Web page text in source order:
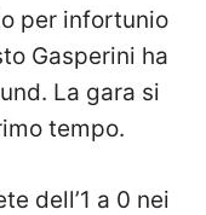
per infortunio
Gasperini ha
La gara si
tempo.
dell’1 a 0 nei